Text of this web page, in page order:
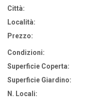
Città:
Località:
Prezzo:
Condizioni:
Superficie Coperta:
Superficie Giardino:
N. Locali: